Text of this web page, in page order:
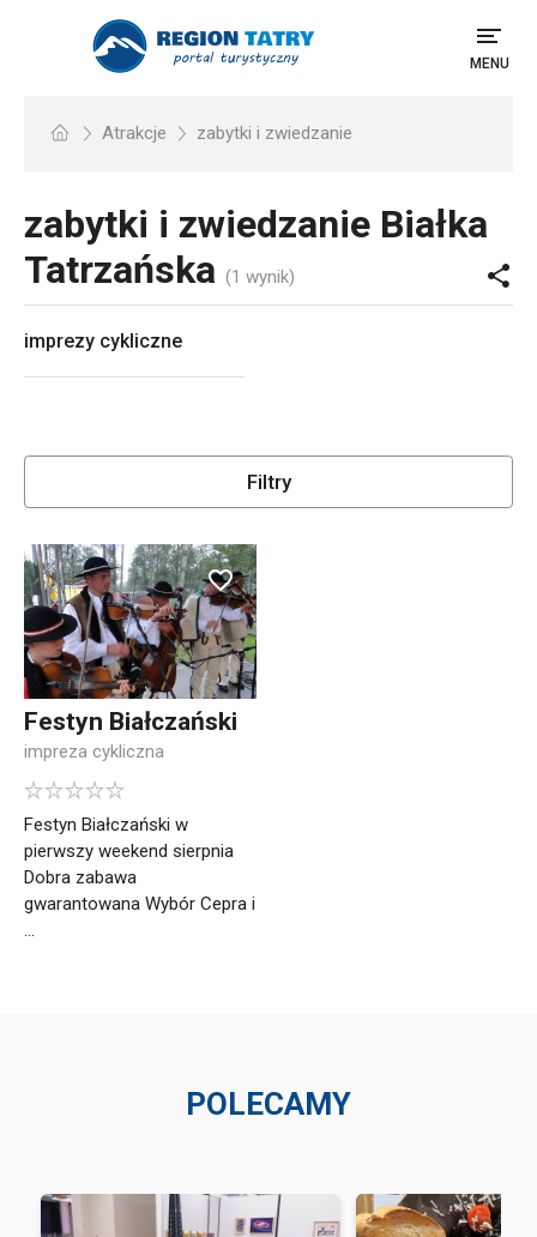
MENU
Atrakcje zabytki i zwiedzanie
zabytki i zwiedzanie Białka
Tatrzańska (1 wynik)
imprezy cykliczne
Filtry
Festyn Białczański
impreza cykliczna
Festyn Białczański w
pierwszy weekend sierpnia
Dobra zabawa
gwarantowana Wybór Cepra i
...
POLECAMY